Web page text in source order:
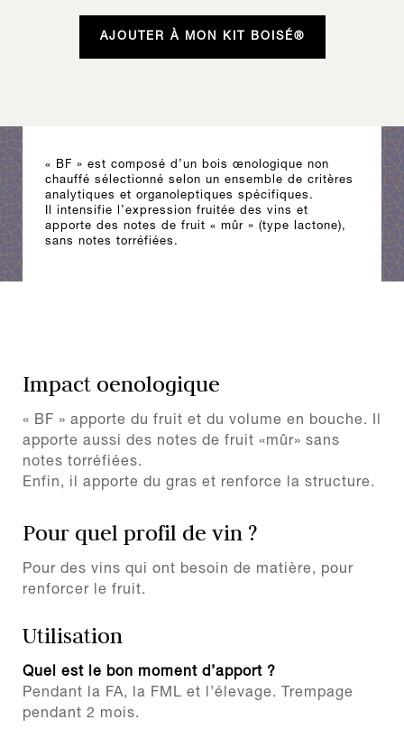
AJOUTER À MON KIT BOISÉ®
« BF » est composé d’un bois œnologique non
chauffé sélectionné selon un ensemble de critères
analytiques et organoleptiques spécifiques.
Il intensifie l’expression fruitée des vins et
apporte des notes de fruit « mûr » (type lactone),
sans notes torréfiées.
Impact oenologique
« BF » apporte du fruit et du volume en bouche. Il
apporte aussi des notes de fruit «mûr» sans
notes torréfiées.
Enfin, il apporte du gras et renforce la structure.
Pour quel profil de vin ?
Pour des vins qui ont besoin de matière, pour
renforcer le fruit.
Utilisation
Quel est le bon moment d’apport ?
Pendant la FA, la FML et l’élevage. Trempage
pendant 2 mois.